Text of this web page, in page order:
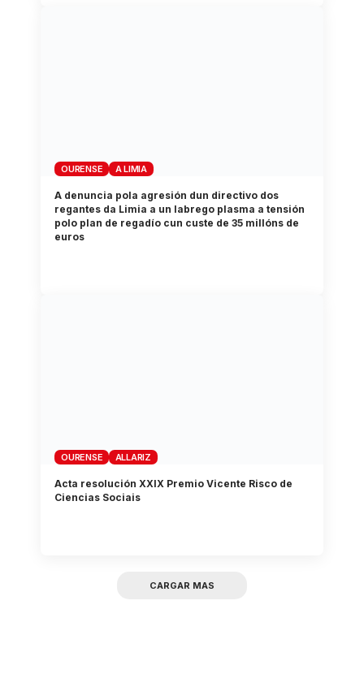
OURENSE A LIMIA
A denuncia pola agresión dun directivo dos
regantes da Limia a un labrego plasma a tensión
polo plan de regadío cun custe de 35 millóns de
euros
OURENSE ALLARIZ
Acta resolución XXIX Premio Vicente Risco de
Ciencias Sociais
CARGAR MAS